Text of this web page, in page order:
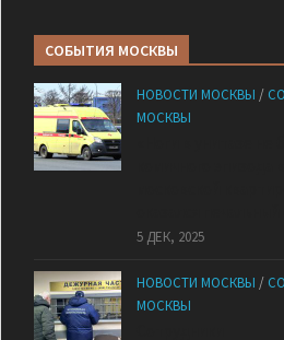
СОБЫТИЯ МОСКВЫ
НОВОСТИ МОСКВЫ /
МОСКВЫ
5 ДЕК, 2025
НОВОСТИ МОСКВЫ /
МОСКВЫ